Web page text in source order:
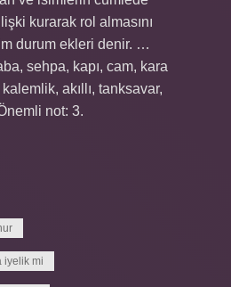
kurarak rol almasını
durum ekleri denir. …
sehpa, kapı, cam, kara
akıllı, tanksavar,
not: 3.
iyelik mi